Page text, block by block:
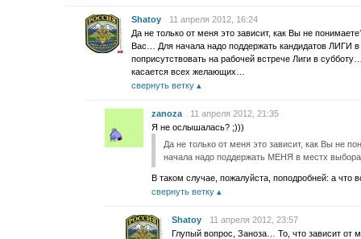
Shatoy
11 апреля 2012, 16:24
Да не только от меня это зависит, как Вы не
Вас… Для начала надо поддержать кандидатов ЛИГИ
поприсутствовать на рабочей встрече Лиги в
касается всех желающих…
свернуть ветку
zanoza
11 апреля 2012, 21:35
Я не ослышалась? ;)))
Да не только от меня это зависит, как Вы не
начала надо поддержать МЕНЯ в местх
В таком случае, пожалуйста, поподробней: а что
свернуть ветку
Shatoy
11 апреля 2012, 23:57
Глупый вопрос, Заноза… То, что зависит